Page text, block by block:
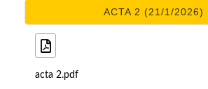
ACTA 2 (21/1/2026)
acta 2.pdf